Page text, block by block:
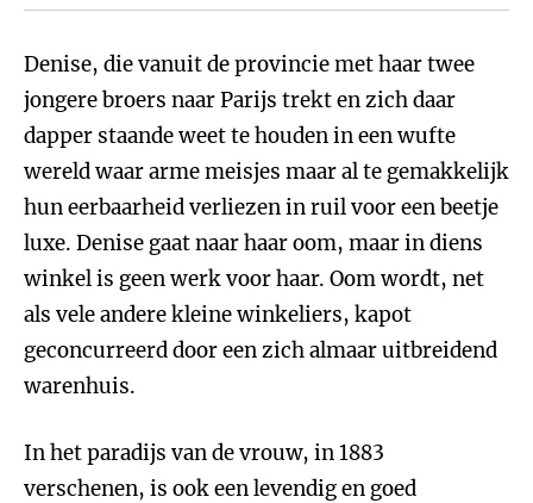
Denise, die vanuit de provincie met haar twee
jongere broers naar Parijs trekt en zich daar
dapper staande weet te houden in een wufte
wereld waar arme meisjes maar al te gemakkelijk
hun eerbaarheid verliezen in ruil voor een beetje
luxe. Denise gaat naar haar oom, maar in diens
winkel is geen werk voor haar. Oom wordt, net
als vele andere kleine winkeliers, kapot
geconcurreerd door een zich almaar uitbreidend
warenhuis.
In het paradijs van de vrouw, in 1883
verschenen, is ook een levendig en goed